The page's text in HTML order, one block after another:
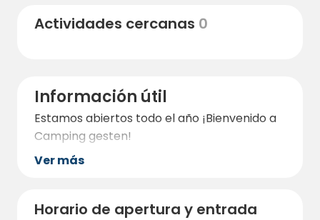
Actividades cercanas 0
Información útil
Estamos abiertos todo el año ¡Bienvenido a
Camping gesten!
Ver más
Horario de apertura y entrada